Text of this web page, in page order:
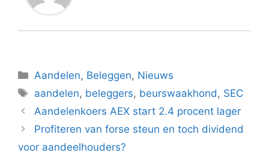
Categorieën
Aandelen, Beleggen, Nieuws
Tags
aandelen, beleggers, beurswaakhond, SEC
Aandelenkoers AEX start 2.4 procent lager
Profiteren van forse steun en toch dividend
voor aandeelhouders?